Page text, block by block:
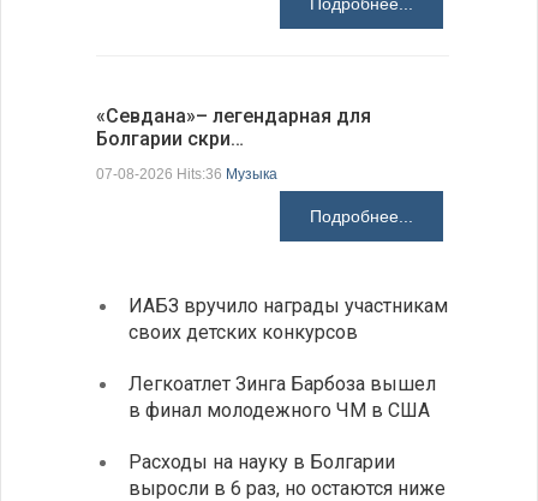
«Севдана»– легендарная для
Болгарии скри…
07-08-2026 Hits:36 Музыка
Подробнее...
ИАБЗ вручило награды участникам
своих детских конкурсов
Легкоатлет Зинга Барбоза вышел
в финал молодежного ЧМ в США
Расходы на науку в Болгарии
выросли в 6 раз, но остаются ниже